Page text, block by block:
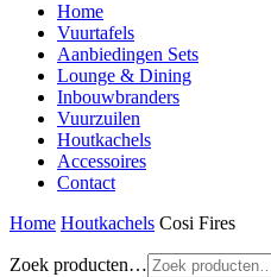
Home
Vuurtafels
Aanbiedingen Sets
Lounge & Dining
Inbouwbranders
Vuurzuilen
Houtkachels
Accessoires
Contact
Home Houtkachels Cosi Fires
Zoek producten…